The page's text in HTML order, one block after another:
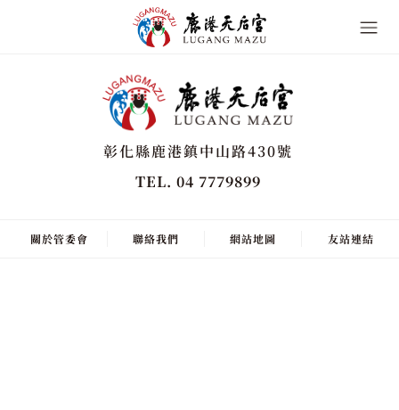
彰化縣鹿港鎮中山路430號
TEL. 04 7779899
關於管委會 聯絡我們 網站地圖 友站連結